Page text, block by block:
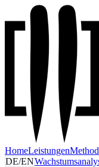
HomeLeistungen
DE/EN